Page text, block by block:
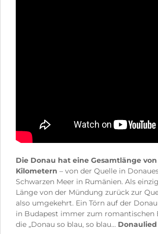
Die Donau hat eine Gesamtlänge von
Kilometern – von der Quelle in
Schwarzen Meer in Rumänien. Als
Länge von der Mündung zurück zur
also umgekehrt. Ein Törn auf der
in Budapest immer zum romantischen
die „Donau so blau, so blau… Donaulied